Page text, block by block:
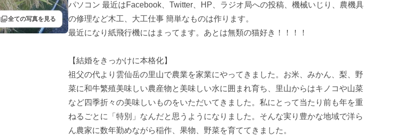
filter全ての写真を見る
パソコン 最近はFacebook、Twitter、HP、ラジオ局への投稿、機械いじり、農機具
の修理など木工、大工仕事 簡単なものは作ります。
最近になり紙飛行機にはまってます。あとは無類の猫好き！！！！
【結婚をきっかけに本格化】
祖父の代より雲仙岳の里山で農業を家業にやってきました。お米、みかん、梨、野
菜に和牛繁殖美味しい農産物と美味しい水に囲まれ育ち、里山からはキノコや山菜
など四季折々の美味しいものをいただいてきました。私にとって当たり前も年を重
ねるごとに「特別」なんだと思うようになりました。そんな実り豊かな地域で洋ら
ん農家に数年勤めながら稲作、果物、野菜を育ててきました。